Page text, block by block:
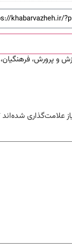
و پرورش، فرهنگیان،
علامت‌گذاری شده‌اند